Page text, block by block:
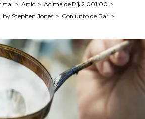
Artic
Acima de R$ 2.001,00
by Stephen Jones
Conjunto de Bar